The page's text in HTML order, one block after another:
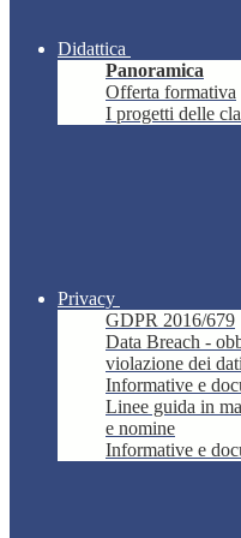
Didattica
Panoramica
Offerta formativa
I progetti delle
Privacy
GDPR 2016/679
Data Breach -
violazione dei
Informative e
Linee guida in
e nomine
Informative e